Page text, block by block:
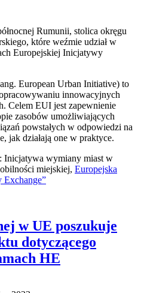
Rumunii, stolica okręgu
które weźmie udział w
Europejskiej Inicjatywy
European Urban Initiative) to
innowacyjnych
Celem EUI jest zapewnienie
zasobów umożliwiających
powstałych w odpowiedzi na
jak działają one w praktyce.
Inicjatywa wymiany miast w
miejskiej, Europejska
w UE poszukuje
dotyczącego
HE